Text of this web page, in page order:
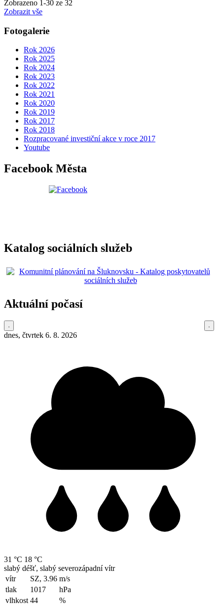
Zobrazeno 1-30 ze 32
Zobrazit vše
Fotogalerie
Rok 2026
Rok 2025
Rok 2024
Rok 2023
Rok 2022
Rok 2021
Rok 2020
Rok 2019
Rok 2017
Rok 2018
Rozpracované investiční akce v roce 2017
Youtube
Facebook Města
Katalog sociálních služeb
Aktuální počasí
dnes, čtvrtek 6. 8. 2026
31 °C 18 °C
slabý déšť, slabý severozápadní vítr
vítr
SZ, 3.96 m/s
tlak
1017
hPa
vlhkost 44
%